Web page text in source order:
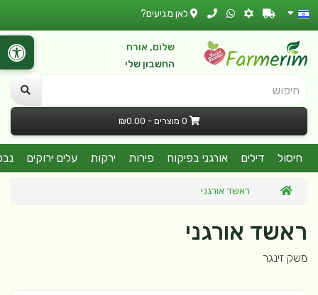
לאן מגיעים?
שלום, אורח
החשבון שלי
חיפוש
0 מוצרים - ₪0.00
חיסול דילים אורגני בפיקוח פירות ירקות עלים ירוקים
ראשד אורגני
ראשד אורגני
משק זינגר